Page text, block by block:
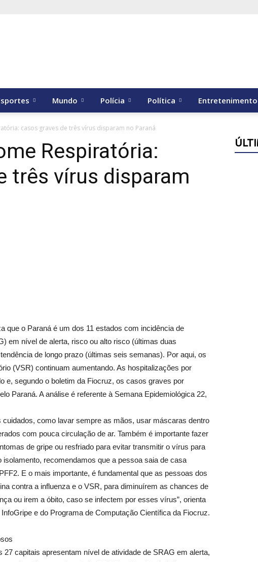
Mundo Polícia Política Entretenimento
casos graves de três vírus disparam no Paraná
Respiratória:
três vírus disparam
que o Paraná é um dos 11 estados com incidência de
em nível de alerta, risco ou alto risco (últimas duas
de longo prazo (últimas seis semanas). Por aqui, os
(VSR) continuam aumentando. As hospitalizações por
e, segundo o boletim da Fiocruz, os casos graves por
Paraná. A análise é referente à Semana Epidemiológica 22,
cuidados, como lavar sempre as mãos, usar máscaras dentro
com pouca circulação de ar. Também é importante fazer
de gripe ou resfriado para evitar transmitir o vírus para
recomendamos que a pessoa saia de casa
E o mais importante, é fundamental que as pessoas dos
contra a influenza e o VSR, para diminuírem as chances de
ou irem a óbito, caso se infectem por esses vírus”, orienta
e do Programa de Computação Científica da Fiocruz.
capitais apresentam nível de atividade de SRAG em alerta,